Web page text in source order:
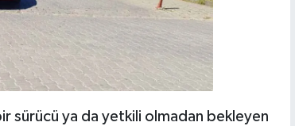
sürücü ya da yetkili olmadan bekleyen